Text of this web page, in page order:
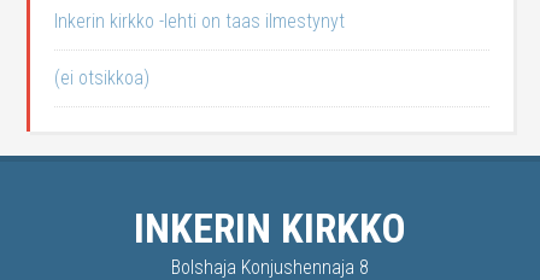
Inkerin kirkko -lehti on taas ilmestynyt
(ei otsikkoa)
INKERIN KIRKKO
Bolshaja Konjushennaja 8